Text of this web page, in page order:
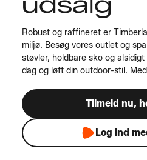
Robust og raffineret er
miljø. Besøg vores outlet og
støvler, holdbare sko og
dag og løft din outdoor-stil.
Tilmeld nu,
Log ind